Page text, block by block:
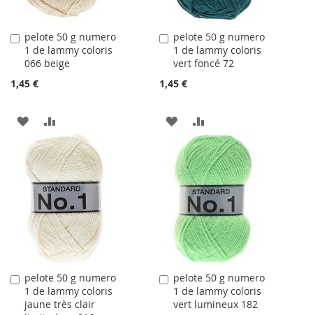
pelote 50 g numero
1 de lammy coloris
066 beige
1,45 €
Ajouter
au
panier
AJOUTER
À
LA
LISTE
D'ACHATS
AU
COMPARATEUR
pelote 50 g numero
1 de lammy coloris
vert foncé 72
1,45 €
Ajouter
au
panier
AJOUTER
À
LA
LISTE
D'ACHATS
AU
COMPARATEUR
pelote 50 g numero
1 de lammy coloris
jaune très clair
Ajouter
au
panier
pelote 50 g numero
1 de lammy coloris
vert lumineux 182
Ajouter
au
panier